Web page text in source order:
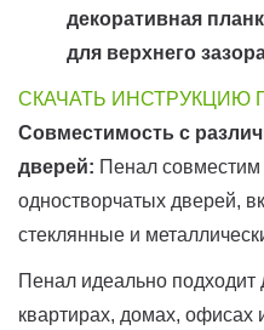
декоративная
для верхнего
СКАЧАТЬ ИНСТРУКЦИЮ
Совместимость с
дверей: Пенал
одностворчатых дверей,
стеклянные и
Пенал идеально подходит
квартирах, домах, офисах